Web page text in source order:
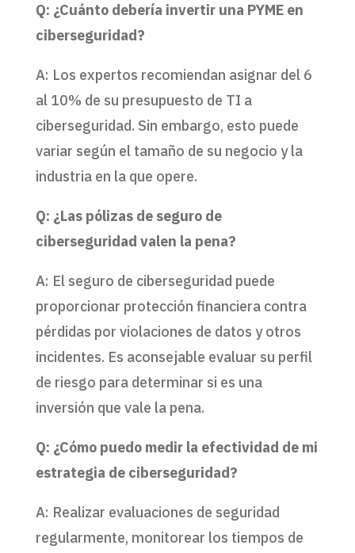
Q: ¿Cuánto debería invertir una PYME en
ciberseguridad?
A: Los expertos recomiendan asignar del 6
al 10% de su presupuesto de TI a
ciberseguridad. Sin embargo, esto puede
variar según el tamaño de su negocio y la
industria en la que opere.
Q: ¿Las pólizas de seguro de
ciberseguridad valen la pena?
A: El seguro de ciberseguridad puede
proporcionar protección financiera contra
pérdidas por violaciones de datos y otros
incidentes. Es aconsejable evaluar su perfil
de riesgo para determinar si es una
inversión que vale la pena.
Q: ¿Cómo puedo medir la efectividad de mi
estrategia de ciberseguridad?
A: Realizar evaluaciones de seguridad
regularmente, monitorear los tiempos de